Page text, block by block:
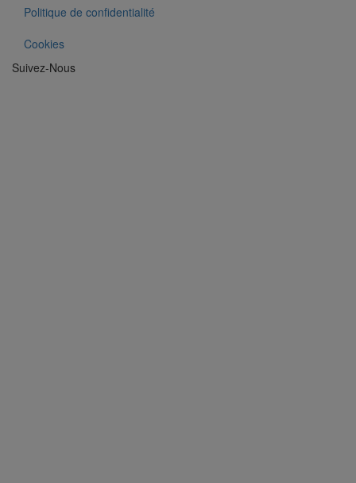
Politique de confidentialité
Cookies
Suivez-Nous